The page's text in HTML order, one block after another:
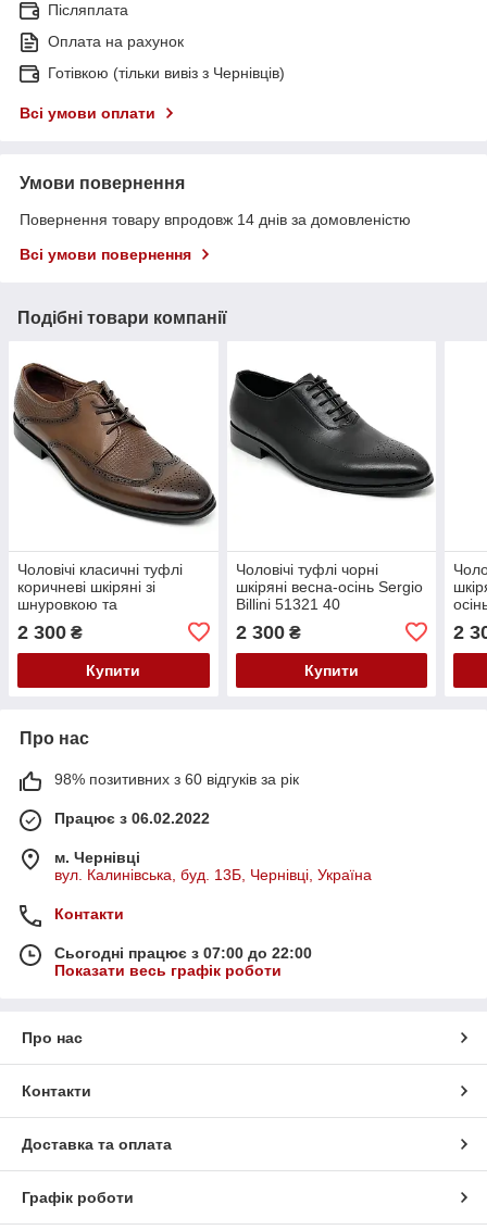
Післяплата
Оплата на рахунок
Готівкою (тільки вивіз з Чернівців)
Всі умови оплати
Умови повернення
Повернення товару впродовж 14 днів за домовленістю
Всі умови повернення
Подібні товари компанії
Чоловічі класичні туфлі
коричневі шкіряні зі
шнуровкою та
перфорацією Sergio Billini
51234-251 розмір 40
2 300 ₴
Купити
Чоловічі туфлі чорні
шкіряні весна-осінь Sergio
Billini 51321 40
2 300₴
Купити
2
Про нас
98% позитивних з 60 відгуків за рік
Працює з 06.02.2022
м. Чернівці
вул. Калинівська, буд. 13Б, Чернівці, Україна
Контакти
Сьогодні працює з 07:00 до 22:00
Показати весь графік роботи
Про нас
Контакти
Доставка та оплата
Графік роботи